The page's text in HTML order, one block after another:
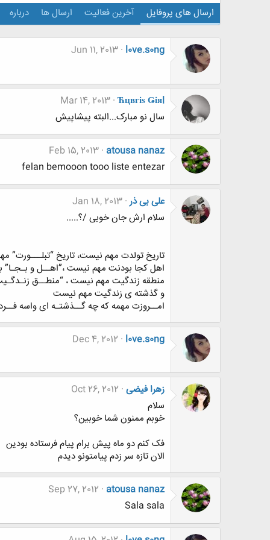
ارسال های پروفایل آخرین فعالیت ارسال ها درباره
l0ve.s0ng
Jun 11, 2013
Ћцвгіѕ Ǥіяl
Mar 14, 2013
سال نو مبارک...البته پیشاپیش
atousa nanaz
Feb 15, 2013
felan bemooon tooo liste entezar
علی بی ذر Jan 18, 2013
سلام ارش جان خوبی /؟.....
تاریخ تولدت مهم نیست، تاریخ “تبلـــورت”
اهل کجا بودنت مهم نیست ،”اهــل و بـجـا”
منطقه زندگیت مهم نیست ، “منطــق
و گذشته ی زندگیت مهم نیست
امــروزت مهمه که چه گــذشتـه ای واسه
l0ve.s0ng
Dec 4, 2012
زهرا فیضی Oct 26, 2012
سلام
خوبم ممنون شما خوبین؟
فک کنم دو ماه پیش برام پیام فرستاده بودین
الان تازه سر زدم پیامتونو دیدم
atousa nanaz
Sep 27, 2012
Sala sala